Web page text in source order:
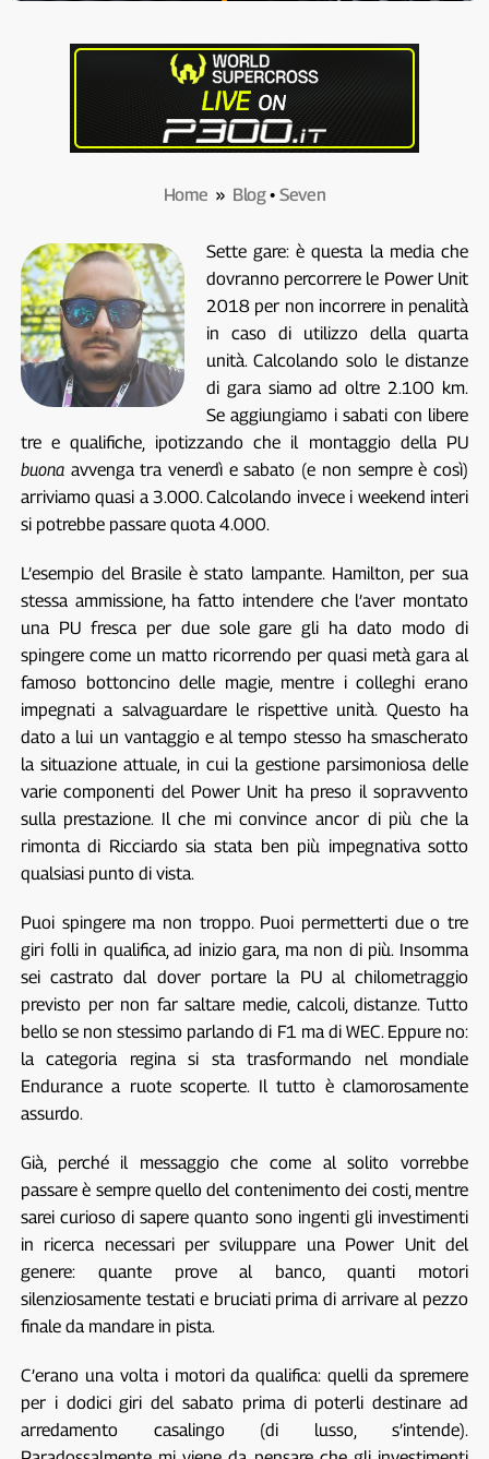
Home » Blog• Seven
Sette gare: è questa la media che
dovranno percorrere le Power Unit
2018 per non incorrere in penalità
in caso di utilizzo della quarta
unità. Calcolando solo le distanze
di gara siamo ad oltre 2.100 km.
Se aggiungiamo i sabati con libere
tre e qualifiche, ipotizzando che il montaggio della PU
buonaavvenga tra venerdì e sabato (e non sempre è così)
arriviamo quasi a 3.000. Calcolando invece i weekend interi
si potrebbe passare quota 4.000.
L’esempio del Brasile è stato lampante. Hamilton, per sua
stessa ammissione, ha fatto intendere che l’aver montato
una PU fresca per due sole gare gli ha dato modo di
spingere come un matto ricorrendo per quasi metà gara al
famoso bottoncino delle magie, mentre i colleghi erano
impegnati a salvaguardare le rispettive unità. Questo ha
dato a lui un vantaggio e al tempo stesso ha smascherato
la situazione attuale, in cui la gestione parsimoniosa delle
varie componenti del Power Unit ha preso il sopravvento
sulla prestazione. Il che mi convince ancor di più che la
rimonta di Ricciardo sia stata ben più impegnativa sotto
qualsiasi punto di vista.
Puoi spingere ma non troppo. Puoi permetterti due o tre
giri folli in qualifica, ad inizio gara, ma non di più. Insomma
sei castrato dal dover portare la PU al chilometraggio
previsto per non far saltare medie, calcoli, distanze. Tutto
bello se non stessimo parlando di F1 ma di WEC. Eppure no:
la categoria regina si sta trasformando nel mondiale
Endurance a ruote scoperte. Il tutto è clamorosamente
assurdo.
Già, perché il messaggio che come al solito vorrebbe
passare è sempre quello del contenimento dei costi, mentre
sarei curioso di sapere quanto sono ingenti gli investimenti
in ricerca necessari per sviluppare una Power Unit del
genere: quante prove al banco, quanti motori
silenziosamente testati e bruciati prima di arrivare al pezzo
finale da mandare in pista.
C’erano una volta i motori da qualifica: quelli da spremere
per i dodici giri del sabato prima di poterli destinare ad
arredamento casalingo (di lusso, s’intende).